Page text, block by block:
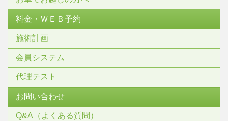
料金・ＷＥＢ予約
施術計画
会員システム
代理テスト
お問い合わせ
Q&A（よくある質問）